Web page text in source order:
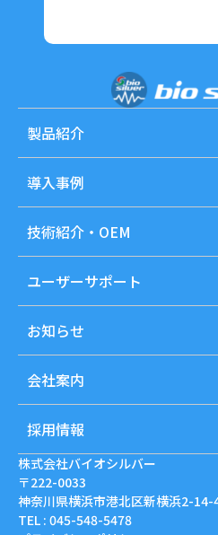
製品紹介
導入事例
技術紹介・OEM
ユーザーサポート
お知らせ
会社案内
採用情報
株式会社バイオシルバー
〒222-0033
神奈川県横浜市港北区新横浜2-14-
TEL : 045-548-5478